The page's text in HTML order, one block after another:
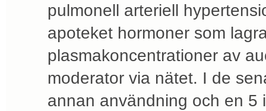
pulmonell arteriell
apoteket hormoner som
plasmakoncentrationer av
moderator via nätet. I de
annan användning och en 5